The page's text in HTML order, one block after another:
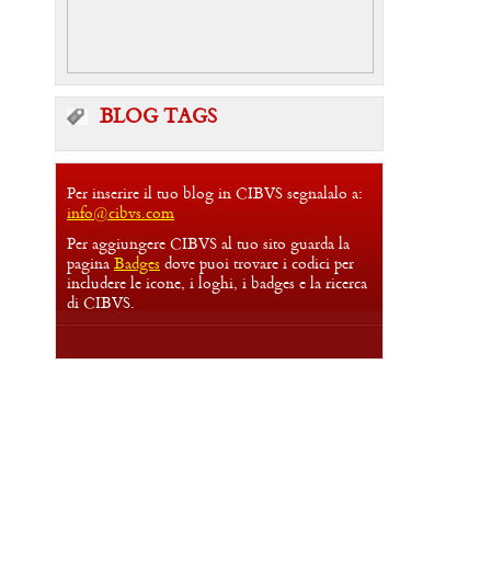
BLOG TAGS
Per inserire il tuo blog in CIBVS segnalalo a:
info@cibvs.com
Per aggiungere CIBVS al tuo sito guarda la
pagina Badges dove puoi trovare i codici per
includere le icone, i loghi, i badges e la ricerca
di CIBVS.